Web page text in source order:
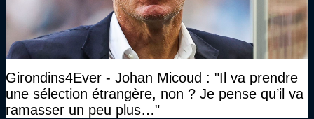
Girondins4Ever - Johan Micoud : "Il va prendre
une sélection étrangère, non ? Je pense qu’il va
ramasser un peu plus…"